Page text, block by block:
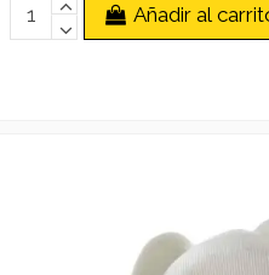
Añadir al